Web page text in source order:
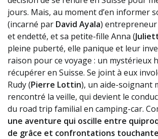
jours. Mais, au moment d’en informer
(incarné par David Ayala)
et endetté, et sa petite-fille Anna (
pleine puberté, elle panique et leur
raison pour ce voyage : un mystérieux
récupérer en Suisse. Se joint à eux
Rudy (Pierre Lottin), un aide-soignant
rencontré la veille, qui devient le
du road trip familial en camping-car.
une aventure qui oscille entre
de grâce et confrontations